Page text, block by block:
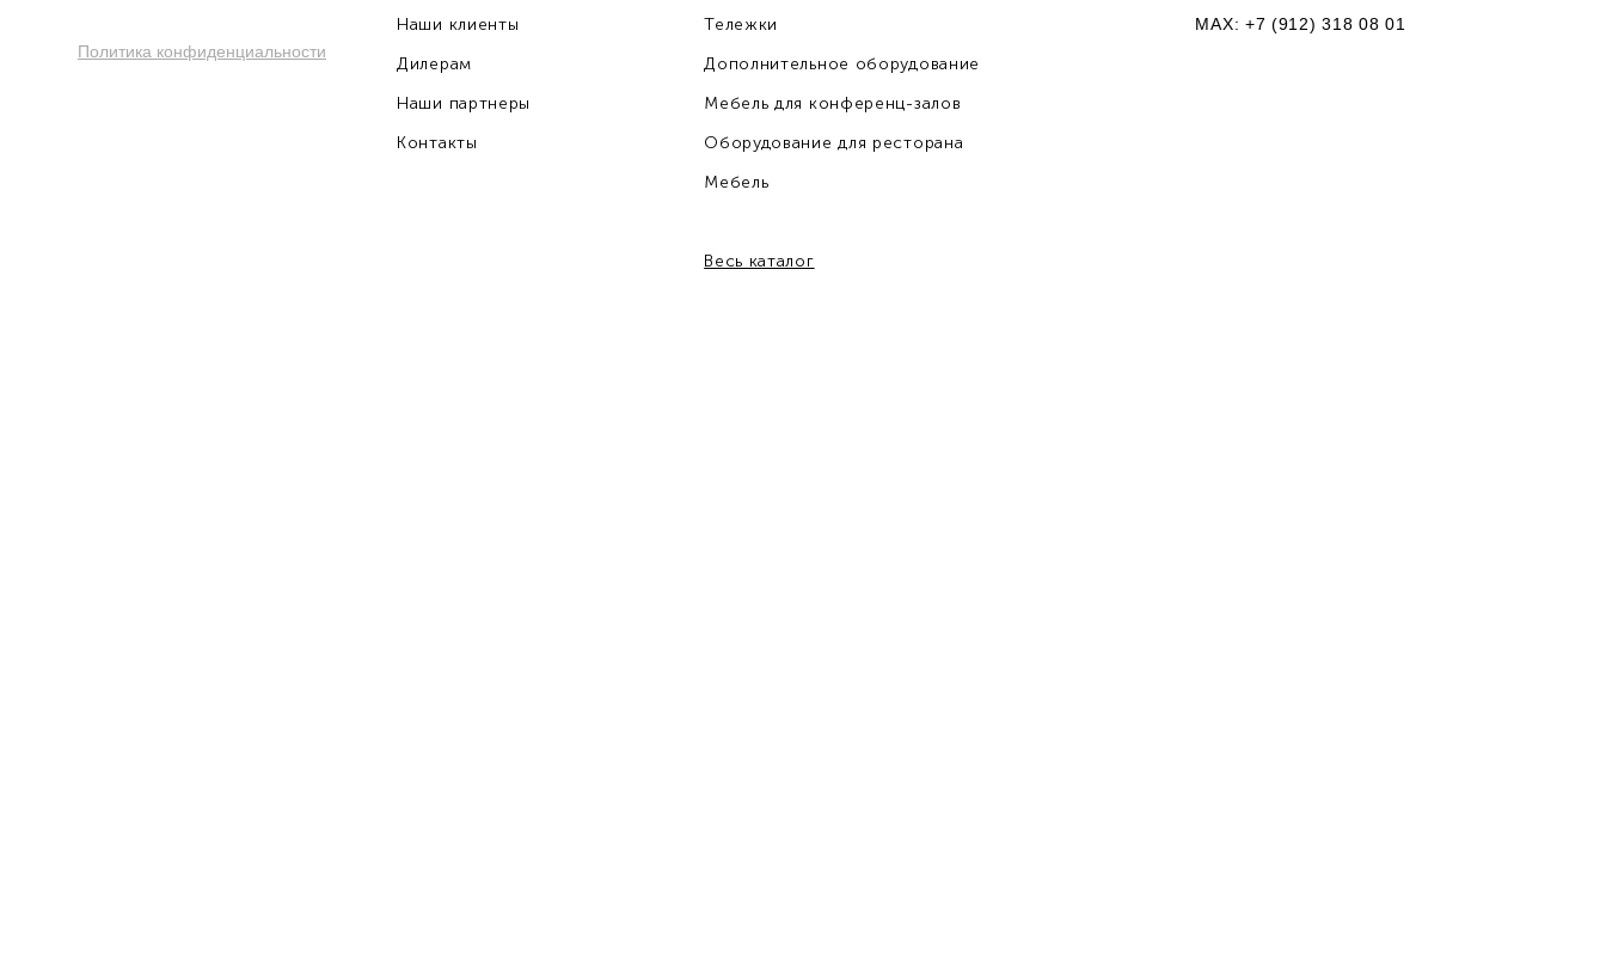
Политика конфиденциальности
Наши клиенты
Дилерам
Наши партнеры
Контакты
Тележки
Дополнительное оборудование
Мебель для конференц-залов
Оборудование для ресторана
Мебель
Весь каталог
MAX: +7 (912) 318 08 01